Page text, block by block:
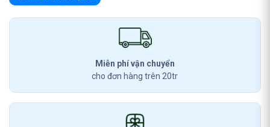
Miễn phí vận chuyển
cho đơn hàng trên 20tr